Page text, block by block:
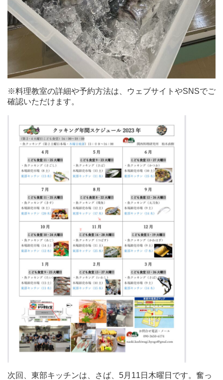
※料理教室の詳細や予約方法は、ウェブサイトやSNSでご
確認いただけます。
次回、東部キッチンは、さば、5月11日木曜日です。奮っ